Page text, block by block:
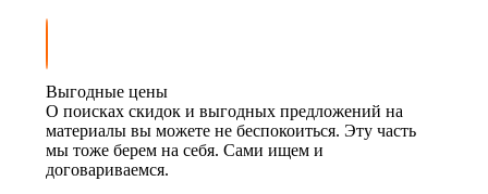
Выгодные цены
О поисках скидок и выгодных предложений на
материалы вы можете не беспокоиться. Эту часть
мы тоже берем на себя. Сами ищем и
договариваемся.